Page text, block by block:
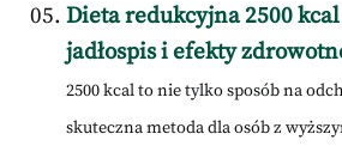
Dieta redukcyjna 2500 kcal
jadłospis i efekty
2500 kcal to nie tylko sposób na
skuteczna metoda dla osób z